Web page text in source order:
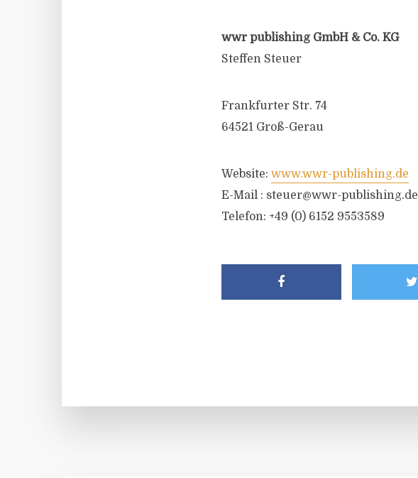
wwr publishing GmbH & Co. KG
Steffen Steuer
Frankfurter Str. 74
64521 Groß-Gerau
Website: www.wwr-publishing.de
E-Mail : steuer@wwr-publishing.de
Telefon: +49 (0) 6152 9553589